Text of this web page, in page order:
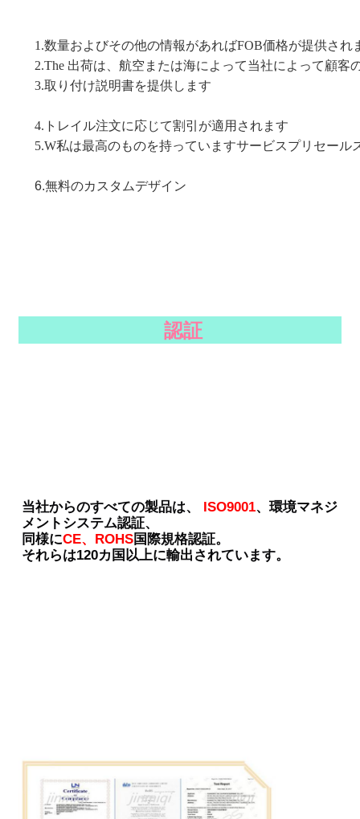
1.数量およびその他の情報があればFOB価格が提供され
2.The 出荷は、航空または海によって当社によって顧客
3.取り付け説明書を提供します
4.トレイル注文に応じて割引が適用されます
5.W私は最高のものを持っていますサービスプリセール
6.無料のカスタムデザイン
認証
当社からのすべての製品は、 ISO9001、環境マネジ
メントシステム認証、
同様にCE、ROHS国際規格認証。
それらは120カ国以上に輸出されています。